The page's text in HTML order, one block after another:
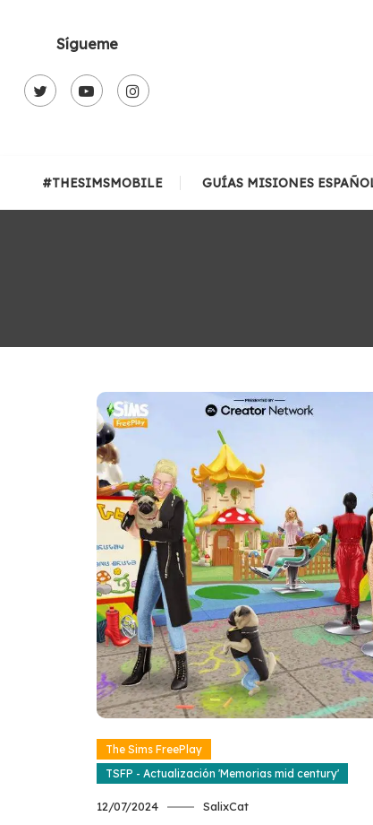
Sígueme
#THESIMSMOBILE GUÍAS MISIONES
The Sims FreePlay
TSFP - Actualización 'Memorias mid century'
12/07/2024 SalixCat